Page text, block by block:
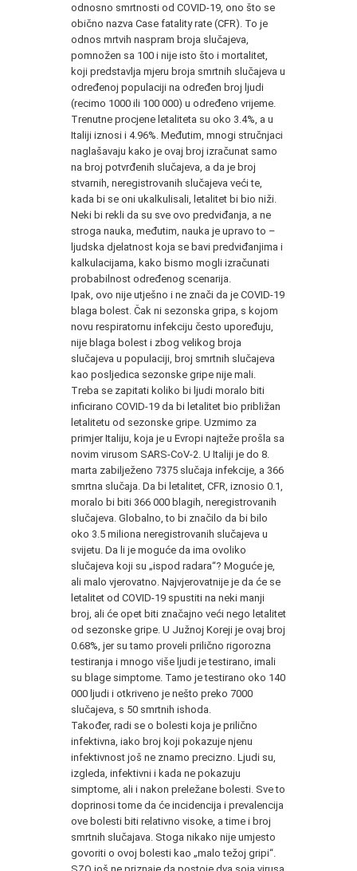
odnosno smrtnosti od COVID-19, ono što se
obično nazva Case fatality rate (CFR). To je
odnos mrtvih naspram broja slučajeva,
pomnožen sa 100 i nije isto što i mortalitet,
koji predstavlja mjeru broja smrtnih slučajeva u
određenoj populaciji na određen broj ljudi
(recimo 1000 ili 100 000) u određeno vrijeme.
Trenutne procjene letaliteta su oko 3.4%, a u
Italiji iznosi i 4.96%. Međutim, mnogi stručnjaci
naglašavaju kako je ovaj broj izračunat samo
na broj potvrđenih slučajeva, a da je broj
stvarnih, neregistrovanih slučajeva veći te,
kada bi se oni ukalkulisali, letalitet bi bio niži.
Neki bi rekli da su sve ovo predviđanja, a ne
stroga nauka, međutim, nauka je upravo to –
ljudska djelatnost koja se bavi predviđanjima i
kalkulacijama, kako bismo mogli izračunati
probabilnost određenog scenarija.
Ipak, ovo nije utješno i ne znači da je COVID-19
blaga bolest. Čak ni sezonska gripa, s kojom
novu respiratornu infekciju često upoređuju,
nije blaga bolest i zbog velikog broja
slučajeva u populaciji, broj smrtnih slučajeva
kao posljedica sezonske gripe nije mali.
Treba se zapitati koliko bi ljudi moralo biti
inficirano COVID-19 da bi letalitet bio približan
letalitetu od sezonske gripe. Uzmimo za
primjer Italiju, koja je u Evropi najteže prošla sa
novim virusom SARS-CoV-2. U Italiji je do 8.
marta zabilježeno 7375 slučaja infekcije, a 366
smrtna slučaja. Da bi letalitet, CFR, iznosio 0.1,
moralo bi biti 366 000 blagih, neregistrovanih
slučajeva. Globalno, to bi značilo da bi bilo
oko 3.5 miliona neregistrovanih slučajeva u
svijetu. Da li je moguće da ima ovoliko
slučajeva koji su „ispod radara“? Moguće je,
ali malo vjerovatno. Najvjerovatnije je da će se
letalitet od COVID-19 spustiti na neki manji
broj, ali će opet biti značajno veći nego letalitet
od sezonske gripe. U Južnoj Koreji je ovaj broj
0.68%, jer su tamo proveli prilično rigorozna
testiranja i mnogo više ljudi je testirano, imali
su blage simptome. Tamo je testirano oko 140
000 ljudi i otkriveno je nešto preko 7000
slučajeva, s 50 smrtnih ishoda.
Također, radi se o bolesti koja je prilično
infektivna, iako broj koji pokazuje njenu
infektivnost još ne znamo precizno. Ljudi su,
izgleda, infektivni i kada ne pokazuju
simptome, ali i nakon preležane bolesti. Sve to
doprinosi tome da će incidencija i prevalencija
ove bolesti biti relativno visoke, a time i broj
smrtnih slučajava. Stoga nikako nije umjesto
govoriti o ovoj bolesti kao „malo težoj gripi“.